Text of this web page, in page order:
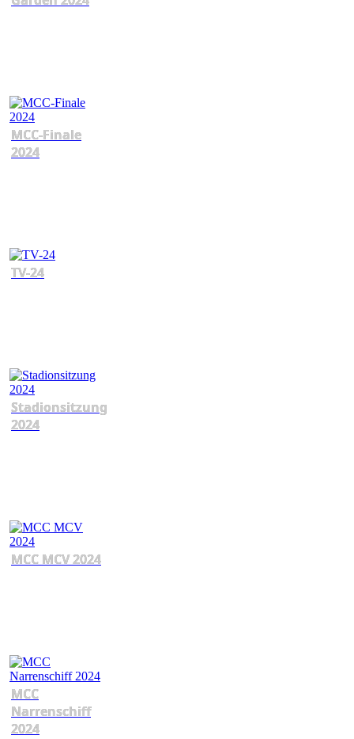
MCC-Finale
2024
TV-24
Stadionsitzung
2024
MCC MCV 2024
MCC
Narrenschiff
2024